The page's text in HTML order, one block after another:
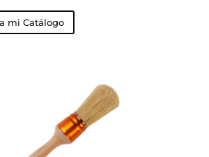
mi Catálogo